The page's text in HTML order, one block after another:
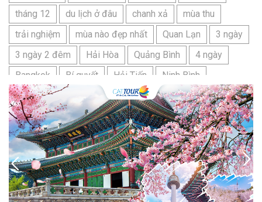
tháng 12
du lịch ở đâu chanh xả
mùa thu
trải nghiệm
mùa nào đẹp nhất Quan Lạn
3 ngày
3 ngày 2 đêm
Hải Hòa Quảng Bình
4 ngày
Bangkok
Bí quyết Hải Tiến
Ninh Bình
Nhật Bản
du lịch sầm sơn cần chuẩn bị gì
bãi tắm sấm sơn
đặc sản sầm sơn
đặc sản du lịch sầm sơn
tour du lịch 3 ngày 2 đêm
hải sản
Đảo Lan Châu
Cẩm nang du lịch Của Lò
chợ Cửa Lò
tour du lịch Cửa Lò
địa điểm du lịch Cửa Lò
Cửa Lò ở đâu
Hạ Long